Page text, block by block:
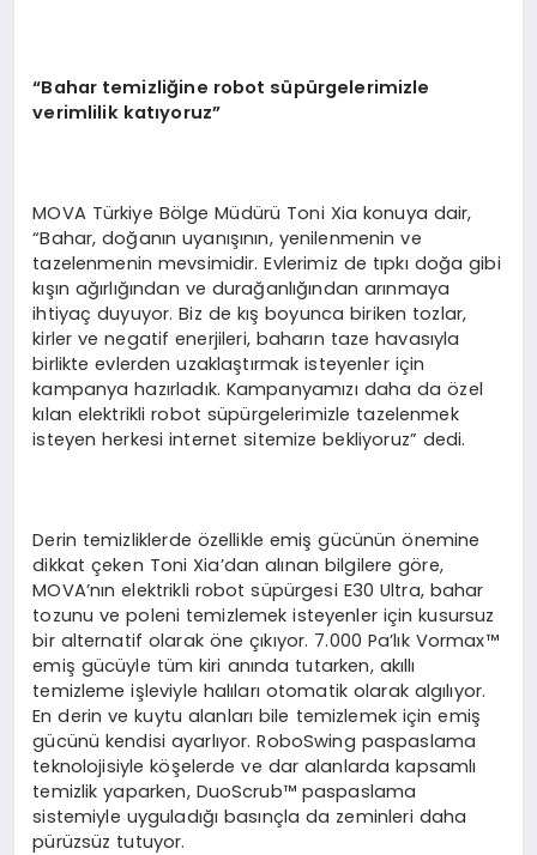
“Bahar temizliğine robot süpürgelerimizle
verimlilik katıyoruz”
MOVA Türkiye Bölge Müdürü Toni Xia konuya dair,
“Bahar, doğanın uyanışının, yenilenmenin ve
tazelenmenin mevsimidir. Evlerimiz de tıpkı doğa gibi
kışın ağırlığından ve durağanlığından arınmaya
ihtiyaç duyuyor. Biz de kış boyunca biriken tozlar,
kirler ve negatif enerjileri, baharın taze havasıyla
birlikte evlerden uzaklaştırmak isteyenler için
kampanya hazırladık. Kampanyamızı daha da özel
kılan elektrikli robot süpürgelerimizle tazelenmek
isteyen herkesi internet sitemize bekliyoruz” dedi.
Derin temizliklerde özellikle emiş gücünün önemine
dikkat çeken Toni Xia’dan alınan bilgilere göre,
MOVA’nın elektrikli robot süpürgesi E30 Ultra, bahar
tozunu ve poleni temizlemek isteyenler için kusursuz
bir alternatif olarak öne çıkıyor. 7.000 Pa’lık Vormax™
emiş gücüyle tüm kiri anında tutarken, akıllı
temizleme işleviyle halıları otomatik olarak algılıyor.
En derin ve kuytu alanları bile temizlemek için emiş
gücünü kendisi ayarlıyor. RoboSwing paspaslama
teknolojisiyle köşelerde ve dar alanlarda kapsamlı
temizlik yaparken, DuoScrub™ paspaslama
sistemiyle uyguladığı basınçla da zeminleri daha
pürüzsüz tutuyor.